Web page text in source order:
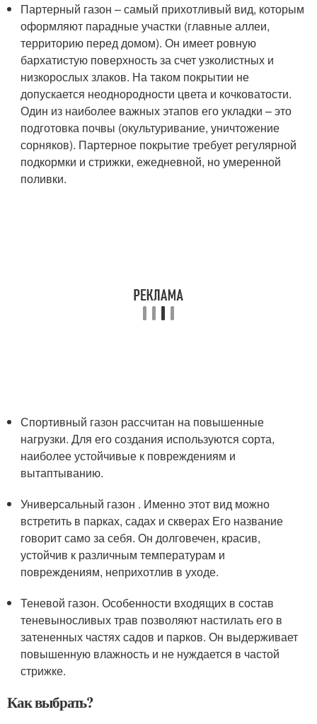
Партерный газон – самый прихотливый вид, которым
оформляют парадные участки (главные аллеи,
территорию перед домом). Он имеет ровную
бархатистую поверхность за счет узколистных и
низкорослых злаков. На таком покрытии не
допускается неоднородности цвета и кочковатости.
Один из наиболее важных этапов его укладки – это
подготовка почвы (окультуривание, уничтожение
сорняков). Партерное покрытие требует регулярной
подкормки и стрижки, ежедневной, но умеренной
поливки.
Спортивный газон рассчитан на повышенные
нагрузки. Для его создания используются сорта,
наиболее устойчивые к повреждениям и
вытаптыванию.
Универсальный газон . Именно этот вид можно
встретить в парках, садах и скверах Его название
говорит само за себя. Он долговечен, красив,
устойчив к различным температурам и
повреждениям, неприхотлив в уходе.
Теневой газон. Особенности входящих в состав
теневыносливых трав позволяют настилать его в
затененных частях садов и парков. Он выдерживает
повышенную влажность и не нуждается в частой
стрижке.
Как выбрать?